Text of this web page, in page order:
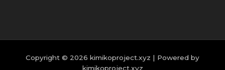
Copyright © 2026 kimikoproject.xyz | Powered by
kimikoproject.xyz